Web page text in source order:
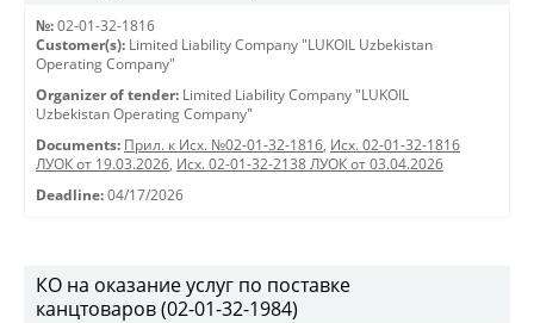
№: 02-01-32-1816
Customer(s): Limited Liability Company "LUKOIL Uzbekistan
Operating Company"
Organizer of tender: Limited Liability Company "LUKOIL
Uzbekistan Operating Company"
Documents: Прил. к Исх. №02-01-32-1816, Исх. 02-01-32-1816
ЛУОК от 19.03.2026, Исх. 02-01-32-2138 ЛУОК от 03.04.2026
Deadline: 04/17/2026
КО на оказание услуг по поставке
канцтоваров (02-01-32-1984)